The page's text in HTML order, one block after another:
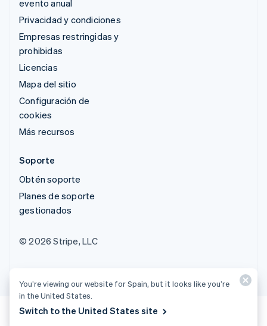
evento anual
Privacidad y condiciones
Empresas restringidas y
prohibidas
Licencias
Mapa del sitio
Configuración de
cookies
Más recursos
Soporte
Obtén soporte
Planes de soporte
gestionados
© 2026 Stripe, LLC
You’re viewing our website for Spain, but it looks like you’re
in the United States.
Switch to the United States site